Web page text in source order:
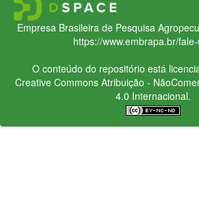
Empresa Brasileira de Pesquisa
https://www.embrapa.br/
O conteúdo do repositório está
Creative CommonsAtribuição -
4.0 Internacional.